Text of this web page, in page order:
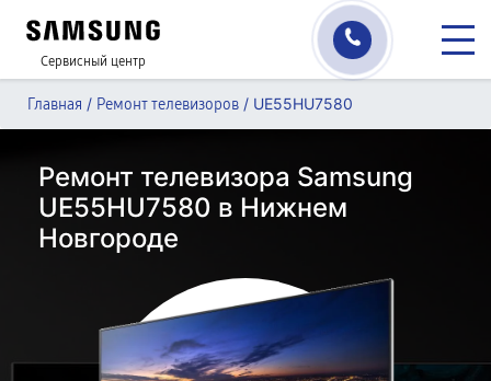
Сервисный центр
Главная / Ремонт телевизоров / UE55HU7580
Ремонт телевизора Samsung
UE55HU7580 в Нижнем
Новгороде